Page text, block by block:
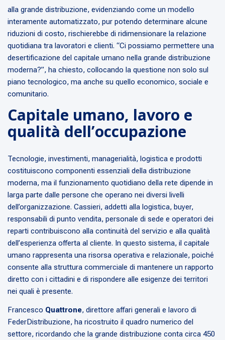
alla grande distribuzione, evidenziando come un modello
interamente automatizzato, pur potendo determinare alcune
riduzioni di costo, rischierebbe di ridimensionare la relazione
quotidiana tra lavoratori e clienti. “Ci possiamo permettere una
desertificazione del capitale umano nella grande distribuzione
moderna?”, ha chiesto, collocando la questione non solo sul
piano tecnologico, ma anche su quello economico, sociale e
comunitario.
Capitale umano, lavoro e
qualità dell’occupazione
Tecnologie, investimenti, managerialità, logistica e prodotti
costituiscono componenti essenziali della distribuzione
moderna, ma il funzionamento quotidiano della rete dipende in
larga parte dalle persone che operano nei diversi livelli
dell’organizzazione. Cassieri, addetti alla logistica, buyer,
responsabili di punto vendita, personale di sede e operatori dei
reparti contribuiscono alla continuità del servizio e alla qualità
dell’esperienza offerta al cliente. In questo sistema, il capitale
umano rappresenta una risorsa operativa e relazionale, poiché
consente alla struttura commerciale di mantenere un rapporto
diretto con i cittadini e di rispondere alle esigenze dei territori
nei quali è presente.
Francesco Quattrone, direttore affari generali e lavoro di
FederDistribuzione, ha ricostruito il quadro numerico del
settore, ricordando che la grande distribuzione conta circa 450